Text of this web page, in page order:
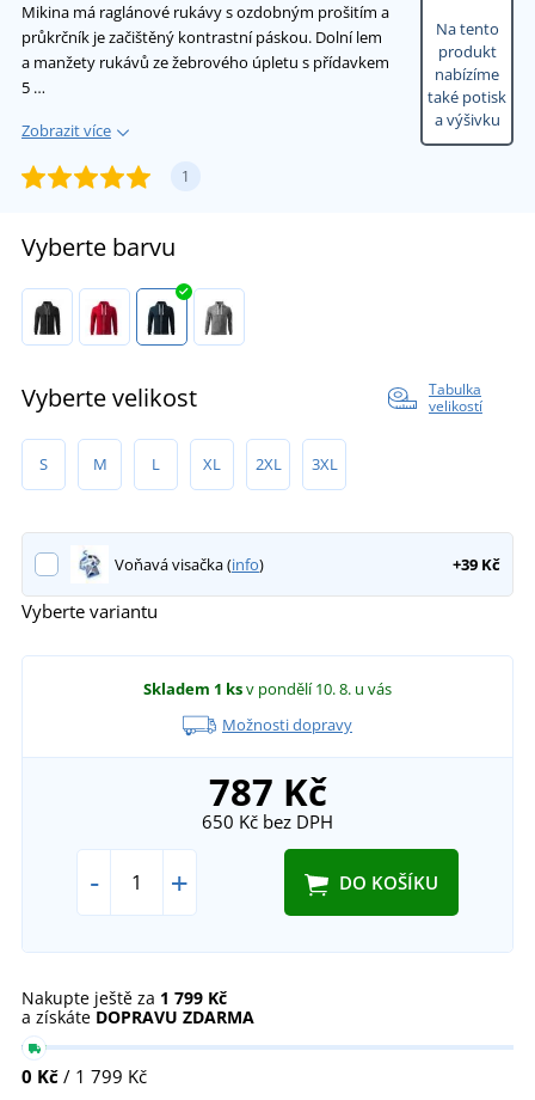
Mikina má raglánové rukávy s ozdobným prošitím a
průkrčník je začištěný kontrastní páskou. Dolní lem
a manžety rukávů ze žebrového úpletu s přídavkem
5 …
Zobrazit více
1
Na tento
produkt
nabízíme
také potisk
a výšivku
Vyberte barvu
Vyberte velikost
Tabulka
velikostí
S M L XL 2XL 3XL
Voňavá visačka (info) +39 Kč
Vyberte variantu
Skladem 1 ksv pondělí 10. 8. u vás
Možnosti dopravy
787 Kč
650 Kč bez DPH
- + DO KOŠÍKU
Nakupte ještě za 1 799 Kč
a získáte DOPRAVU ZDARMA
0 Kč / 1 799 Kč